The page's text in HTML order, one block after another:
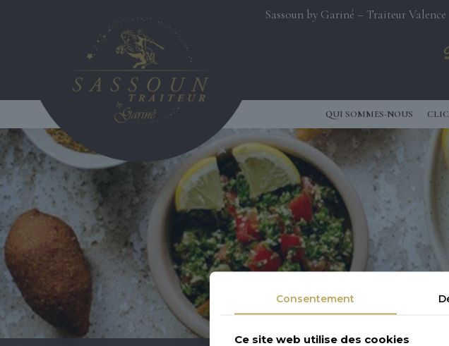
Sassoun by Gariné – Traiteur Valence
QUI SOMMES-NOUS
Consentement
Ce site web utilise des cookies